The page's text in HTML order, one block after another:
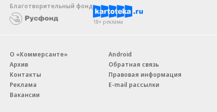
Благотворительный фонд
18+ реклама
О «Коммерсанте»
Архив
Контакты
Реклама
Вакансии
Android
Обратная связь
Правовая информация
E-mail рассылки